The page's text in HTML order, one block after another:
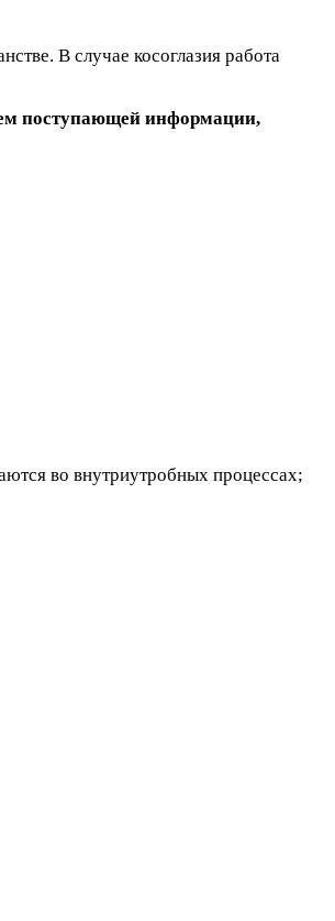
В случае косоглазия работа
поступающей информации,
во внутриутробных процессах;